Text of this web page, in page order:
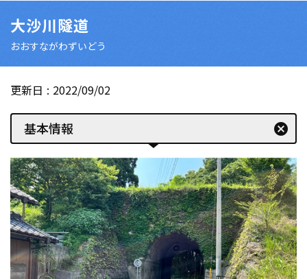
大沙川隧道
おおすながわずいどう
更新日 2022/09/02
基本情報 cancel